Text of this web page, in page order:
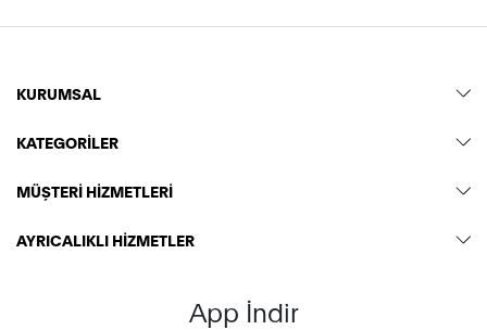
KURUMSAL
KATEGORİLER
MÜŞTERİ HİZMETLERİ
AYRICALIKLI HİZMETLER
App İndir